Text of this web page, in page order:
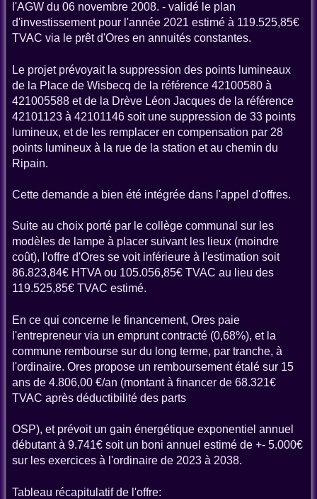
l'AGW du 06 novembre 2008. - validé le plan
d'investissement pour l'année 2021 estimé à 119.525,85€
TVAC via le prêt d'Ores en annuités constantes.
Le projet prévoyait la suppression des points lumineaux
de la Place de Wisbecq de la référence 42100580 à
421005588 et de la Drève Léon Jacques de la référence
42101123 à 42101146 soit une suppression de 33 points
lumineux, et de les remplacer en compensation par 28
points lumineux à la rue de la station et au chemin du
Ripain.
Cette demande a bien été intégrée dans l'appel d'offres.
Suite au choix porté par le collège communal sur les
modèles de lampe à placer suivant les lieux (moindre
coût), l'offre d'Ores se voit inférieure à l'estimation soit
86.823,84€ HTVA ou 105.056,85€ TVAC au lieu des
119.525,85€ TVAC estimé.
En ce qui concerne le financement, Ores paie
l'entrepreneur via un emprunt contracté (0,68%), et la
commune rembourse sur du long terme, par tranche, à
l'ordinaire. Ores propose un remboursement étalé sur 15
ans de 4.806,00 €/an (montant à financer de 68.321€
TVAC après déductibilité des parts
OSP), et prévoit un gain énergétique exponentiel annuel
débutant à 9.741€ soit un boni annuel estimé de +- 5.000€
sur les exercices à l'ordinaire de 2023 à 2038.
Tableau récapitulatif de l'offre: